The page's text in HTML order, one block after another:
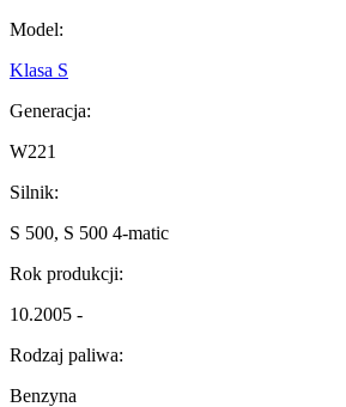
Model:
Klasa S
Generacja:
W221
Silnik:
S 500, S 500 4-matic
Rok produkcji:
10.2005 -
Rodzaj paliwa:
Benzyna